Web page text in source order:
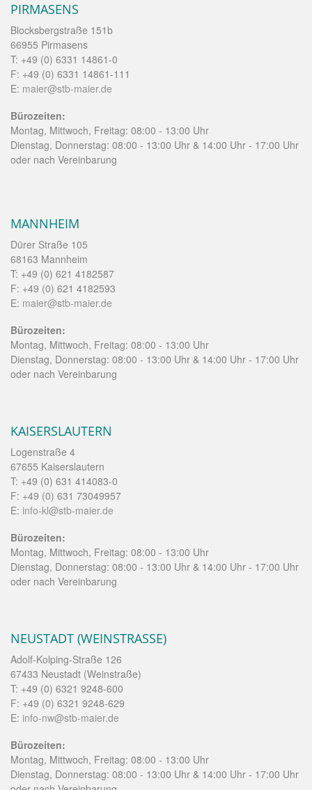
PIRMASENS
Blocksbergstraße 151b
66955 Pirmasens
T: +49 (0) 6331 14861-0
F: +49 (0) 6331 14861-111
E: maier@stb-maier.de
Bürozeiten:
Montag, Mittwoch, Freitag: 08:00 - 13:00 Uhr
Dienstag, Donnerstag: 08:00 - 13:00 Uhr & 14:00 Uhr - 17:00 Uhr
oder nach Vereinbarung
MANNHEIM
Dürer Straße 105
68163 Mannheim
T: +49 (0) 621 4182587
F: +49 (0) 621 4182593
E: maier@stb-maier.de
Bürozeiten:
Montag, Mittwoch, Freitag: 08:00 - 13:00 Uhr
Dienstag, Donnerstag: 08:00 - 13:00 Uhr & 14:00 Uhr - 17:00 Uhr
oder nach Vereinbarung
KAISERSLAUTERN
Logenstraße 4
67655 Kaiserslautern
T: +49 (0) 631 414083-0
F: +49 (0) 631 73049957
E: info-kl@stb-maier.de
Bürozeiten:
Montag, Mittwoch, Freitag: 08:00 - 13:00 Uhr
Dienstag, Donnerstag: 08:00 - 13:00 Uhr & 14:00 Uhr - 17:00 Uhr
oder nach Vereinbarung
NEUSTADT (WEINSTRASSE)
Adolf-Kolping-Straße 126
67433 Neustadt (Weinstraße)
T: +49 (0) 6321 9248-600
F: +49 (0) 6321 9248-629
E: info-nw@stb-maier.de
Bürozeiten:
Montag, Mittwoch, Freitag: 08:00 - 13:00 Uhr
Dienstag, Donnerstag: 08:00 - 13:00 Uhr & 14:00 Uhr - 17:00 Uhr